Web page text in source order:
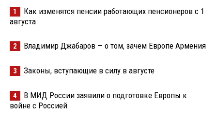
1
Как изменятся пенсии работающих пенсионеров с 1
августа
2 Владимир Джабаров — о том, зачем Европе Армения
3 Законы, вступающие в силу в августе
4
В МИД России заявили о подготовке Европы к
войне с Россией